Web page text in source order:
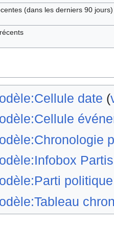
(dans les derniers 90 jours)
date (